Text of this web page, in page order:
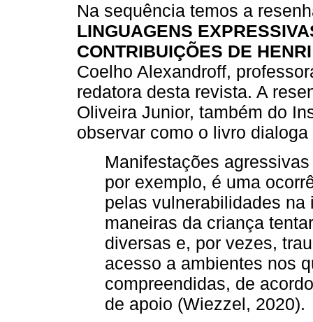
Na sequência temos a
LINGUAGENS
CONTRIBUIÇÕES DE
Coelho Alexandroff,
redatora desta revista. A
Oliveira Junior, também do
observar como o livro
Manifestações
por exemplo, é uma
pelas vulnerabilidades
maneiras da criança
diversas e, por vezes,
acesso a ambientes nos
compreendidas, de
de apoio (Wiezzel, 2020).